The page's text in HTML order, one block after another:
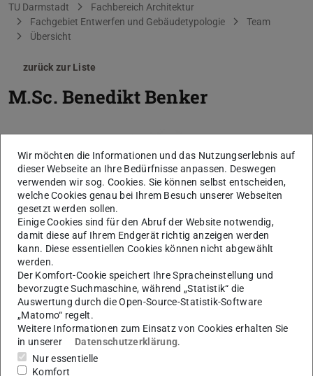
Sie befinden sich hier:
TU Darmstadt
Fachbereich Architektur
Fachgebiet Entwerfen und Gebäudetypologie
Team
Übersicht
zurück zur Liste
M.Sc. Benedikt Benker
Wir möchten die Informationen und das Nutzungserlebnis auf
dieser Webseite an Ihre Bedürfnisse anpassen. Deswegen
verwenden wir sog. Cookies. Sie können selbst entscheiden,
welche Cookies genau bei Ihrem Besuch unserer Webseiten
gesetzt werden sollen.
Einige Cookies sind für den Abruf der Website notwendig,
damit diese auf Ihrem Endgerät richtig anzeigen werden
kann. Diese essentiellen Cookies können nicht abgewählt
werden.
Der Komfort-Cookie speichert Ihre Spracheinstellung und
bevorzugte Suchmaschine, während „Statistik“ die
Auswertung durch die Open-Source-Statistik-Software
„Matomo“ regelt.
Weitere Informationen zum Einsatz von Cookies erhalten Sie
in unserer
Datenschutzerklärung.
Nur essentielle
Komfort